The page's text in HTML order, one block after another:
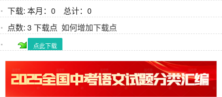
下载: 本月：0 总计：0
点数: 3 下载点 如何增加下载点
点此下载